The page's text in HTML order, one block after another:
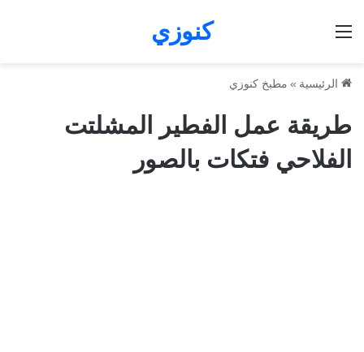
كنوزي
الرئيسية » مطبخ كنوزي
طريقة عمل الفطير المشلتت
الفلاحي فتكات بالصور